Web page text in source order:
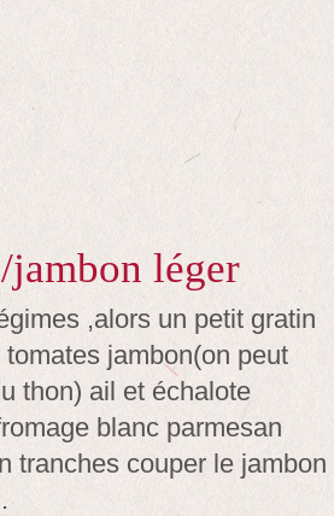
jambon léger
,alors un petit gratin
jambon(on peut
thon) ail et échalote
blanc parmesan
tranches couper le jambon